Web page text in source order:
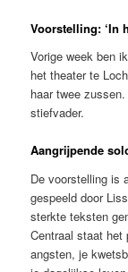
Voorstelling: ‘In
Vorige week ben
het theater te
haar twee
stiefvader.
Aangrijpende
De voorstelling is
gespeeld door
sterkte teksten
Centraal staat het
angsten, je